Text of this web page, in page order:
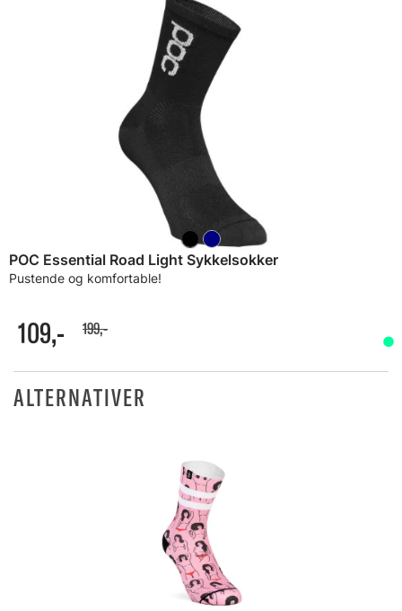
POC Essential Road Light Sykkelsokker
Pustende og komfortable!
109,- 199,-
ALTERNATIVER